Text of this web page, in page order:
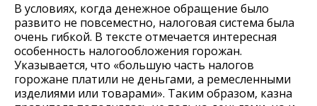
В условиях, когда денежное обращение было
развито не повсеместно, налоговая система была
очень гибкой. В тексте отмечается интересная
особенность налогообложения горожан.
Указывается, что «большую часть налогов
горожане платили не деньгами, а ремесленными
изделиями или товарами». Таким образом, казна